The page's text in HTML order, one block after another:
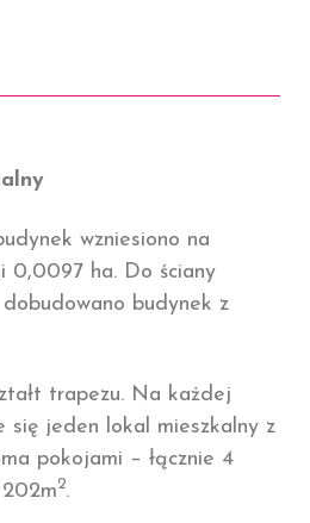
wzniesiono na
0,0097 ha. Do ściany
dobudowano budynek z
trapezu. Na każdej
się jeden lokal mieszkalny z
pokojami – łącznie 4
2.